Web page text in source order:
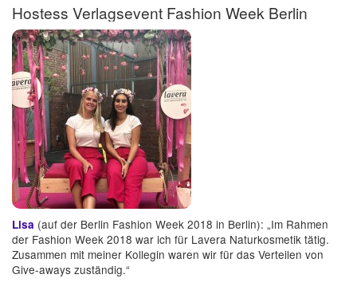
Hostess Verlagsevent Fashion Week Berlin
Lisa (auf der Berlin Fashion Week 2018 in Berlin): „Im Rahmen
der Fashion Week 2018 war ich für Lavera Naturkosmetik tätig.
Zusammen mit meiner Kollegin waren wir für das Verteilen von
Give-aways zuständig.“